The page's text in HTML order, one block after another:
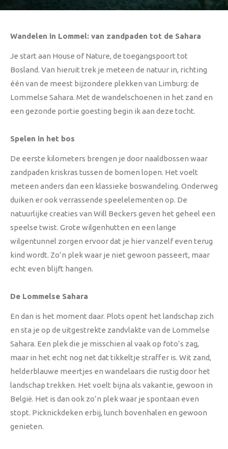
Wandelen in Lommel: van zandpaden tot de Sahara
Je start aan House of Nature, de toegangspoort tot
Bosland. Van hieruit trek je meteen de natuur in, richting
één van de meest bijzondere plekken van Limburg: de
Lommelse Sahara. Met de wandelschoenen in het zand en
een gezonde portie goesting begin ik aan deze tocht.
Spelen in het bos
De eerste kilometers brengen je door naaldbossen waar
zandpaden kriskras tussen de bomen lopen. Het voelt
meteen anders dan een klassieke boswandeling. Onderweg
duiken er ook verrassende speelelementen op. De
natuurlijke creaties van Will Beckers geven het geheel een
speelse twist. Grote wilgenhutten en een lange
wilgentunnel zorgen ervoor dat je hier vanzelf even terug
kind wordt. Zo’n plek waar je niet gewoon passeert, maar
echt even blijft hangen.
De Lommelse Sahara
En dan is het moment daar. Plots opent het landschap zich
en sta je op de uitgestrekte zandvlakte van de Lommelse
Sahara. Een plek die je misschien al vaak op foto’s zag,
maar in het echt nog net dat tikkeltje straffer is. Wit zand,
helderblauwe meertjes en wandelaars die rustig door het
landschap trekken. Het voelt bijna als vakantie, gewoon in
België. Het is dan ook zo’n plek waar je spontaan even
stopt. Picknickdeken erbij, lunch bovenhalen en gewoon
genieten.